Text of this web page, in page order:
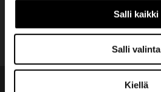
Salli kaikki
Salli valinta
Kiellä